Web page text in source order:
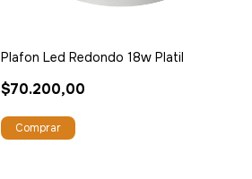
Plafon Led Redondo 18w Platil
$70.200,00
Comprar